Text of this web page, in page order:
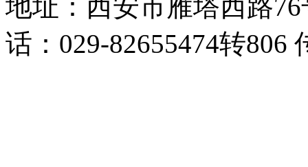
地址：西安市雁塔西路
话：029-82655474转806